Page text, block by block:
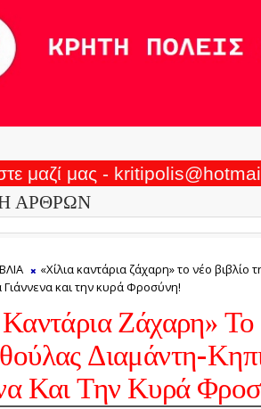
μαζί μας -
ΑΡΘΡΩΝ
«Χίλια καντάρια ζάχαρη» το νέο βιβλίο
Γιάννενα και την κυρά Φροσύνη!
Ζάχαρη»
Διαμάντη-
Και Την Κυρά